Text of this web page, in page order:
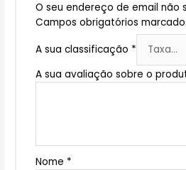
O seu endereço de email não
Campos obrigatórios
A sua classificação *
A sua avaliação sobre o
Nome *